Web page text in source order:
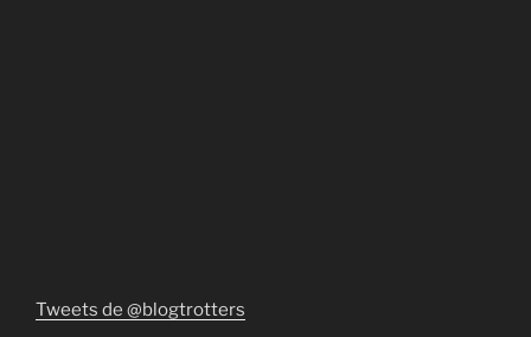
Tweets de @blogtrotters